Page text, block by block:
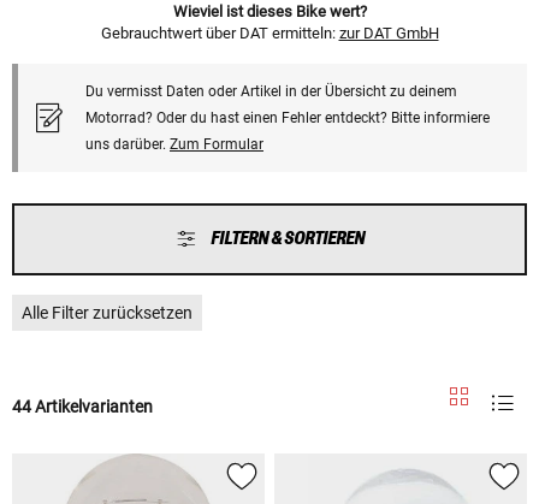
Wieviel ist dieses Bike wert?
Gebrauchtwert über DAT ermitteln: zur DAT GmbH
Du vermisst Daten oder Artikel in der Übersicht zu deinem
Motorrad? Oder du hast einen Fehler entdeckt? Bitte informiere
uns darüber. Zum Formular
FILTERN & SORTIEREN
Alle Filter zurücksetzen
44 Artikelvarianten